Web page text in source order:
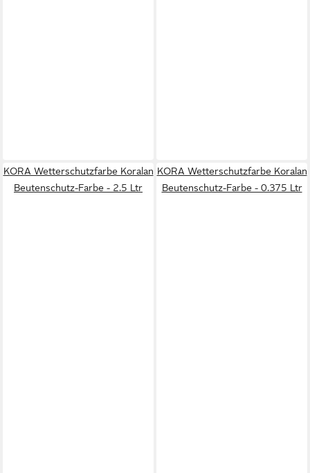
KORA Wetterschutzfarbe Koralan
Beutenschutz-Farbe - 2.5 Ltr
KORA Wetterschutzfarbe Koralan
Beutenschutz-Farbe - 0.375 Ltr